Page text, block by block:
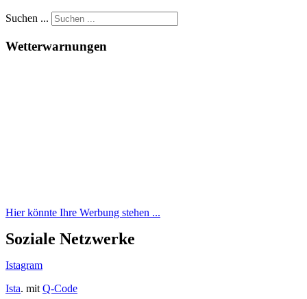
Suchen ...
Wetterwarnungen
Hier könnte Ihre Werbung stehen ...
Soziale Netzwerke
Istagram
Ista. mit Q-Code